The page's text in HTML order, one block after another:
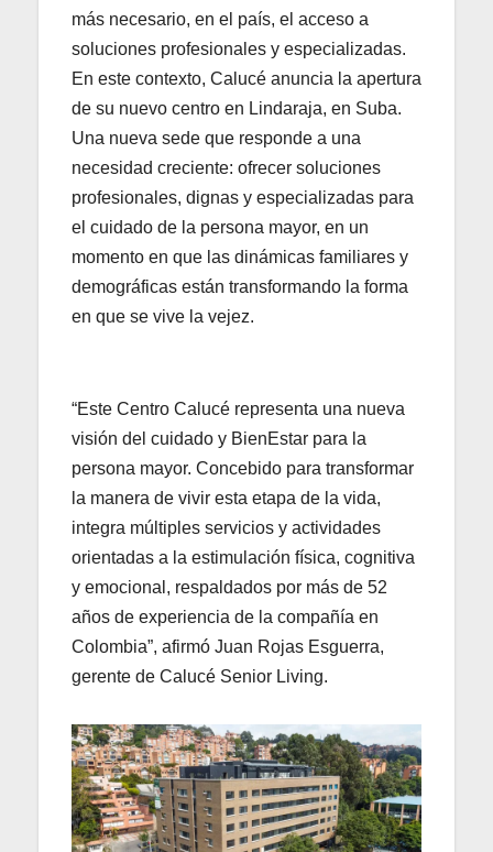
más necesario, en el país, el acceso a
soluciones profesionales y especializadas.
En este contexto, Calucé anuncia la apertura
de su nuevo centro en Lindaraja, en Suba.
Una nueva sede que responde a una
necesidad creciente: ofrecer soluciones
profesionales, dignas y especializadas para
el cuidado de la persona mayor, en un
momento en que las dinámicas familiares y
demográficas están transformando la forma
en que se vive la vejez.
“Este Centro Calucé representa una nueva
visión del cuidado y BienEstar para la
persona mayor. Concebido para transformar
la manera de vivir esta etapa de la vida,
integra múltiples servicios y actividades
orientadas a la estimulación física, cognitiva
y emocional, respaldados por más de 52
años de experiencia de la compañía en
Colombia”, afirmó Juan Rojas Esguerra,
gerente de Calucé Senior Living.